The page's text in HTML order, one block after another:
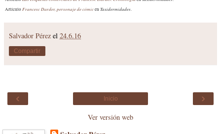
Artículo Francesc Darder, personaje de cómicen Taxidermidades.
Salvador Pérez el 24.6.16
Compartir
‹ ›
Inicio
Ver versión web